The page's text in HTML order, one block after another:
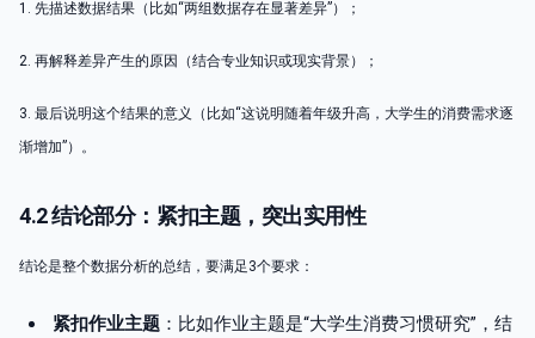
1. 先描述数据结果（比如“两组数据存在显著差异”）；
2. 再解释差异产生的原因（结合专业知识或现实背景）；
3. 最后说明这个结果的意义（比如“这说明随着年级升高，大学生的消费需求逐
渐增加”）。
4.2 结论部分：紧扣主题，突出实用性
结论是整个数据分析的总结，要满足3个要求：
紧扣作业主题 ：比如作业主题是“大学生消费习惯研究”，结